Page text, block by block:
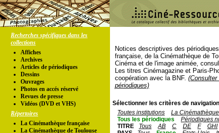
Recherches spécifiques dans les
collections
Affiches
Archives
Articles de périodiques
Dessins
Ouvrages
Photos en accés réservé
Revues de presse
Vidéos (DVD et VHS)
Répertoires
La Cinémathèque française
La Cinémathèque de Toulouse
Notices descriptives des
française, de la Cinémathèque de
Cinéma et de l'image animée,
Les titres Cinémagazine et Paris-
coopération avec la BNF.
périodiques)
Sélectionner les critères de
Toutes institutions
La
Tous les périodiques
Périodiques
TITRE
Tous AB C DE F
GHI